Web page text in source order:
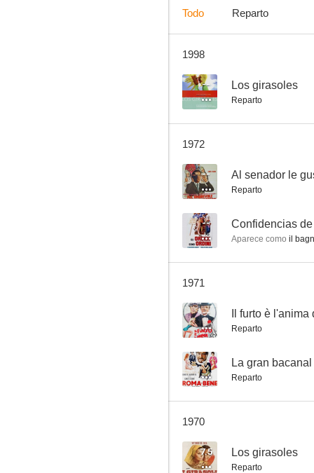
El rapto de Elena, la decente italiana
--
La gran bacanal
Todo Reparto
1998
-- Los girasoles
Reparto
1972
-- Al senador le
Reparto
--
Aparece como il
1971
-- Il furto è
Reparto
-- La gran bacanal
Reparto
1970
7.5 Los girasoles
Reparto